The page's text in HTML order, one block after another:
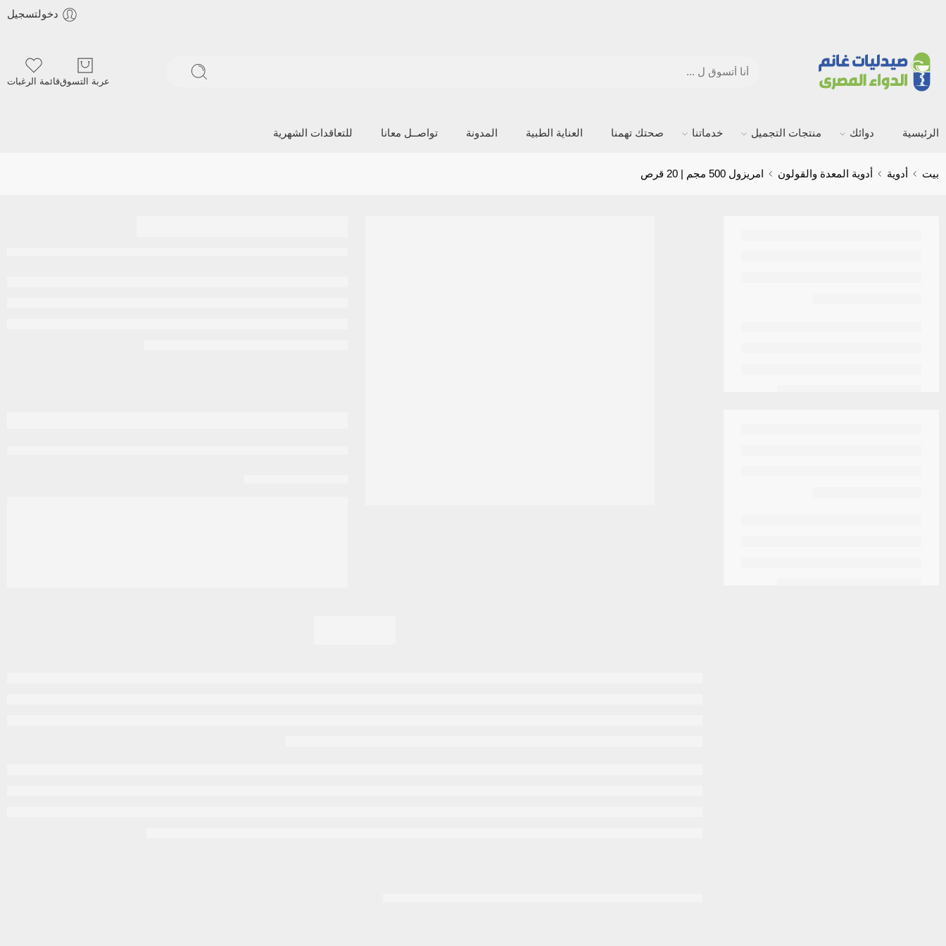
دخولتسجيل
عربة التسوققائمة الرغبات
الرئيسية دوائك منتجات التجميل خدماتنا صحتك تهمنا العناية الطبية المدونة تواصــل معانا للتعاقدات الشهرية
بيت أدوية أدوية المعدة والقولون امريزول 500 مجم | 20 قرص